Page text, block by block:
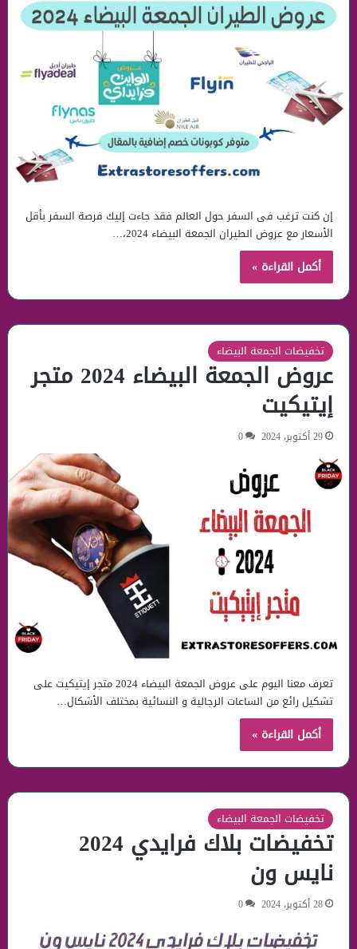
إن كنت ترغب فى السفر حول العالم فقد جاءت إليك فرصة السفر بأقل
الأسعار مع عروض الطيران الجمعة البيضاء 2024،…
أكمل القراءة »
تخفيضات الجمعة البيضاء
عروض الجمعة البيضاء 2024 متجر
إيتيكيت
29 أكتوبر، 2024 0
تعرف معنا اليوم على عروض الجمعة البيضاء 2024 متجر إيتيكيت على
تشكيل رائع من الساعات الرجالية و النسائية بمختلف الأشكال…
أكمل القراءة »
تخفيضات الجمعة البيضاء
تخفيضات بلاك فرايدي 2024
نايس ون
28 أكتوبر، 2024 0